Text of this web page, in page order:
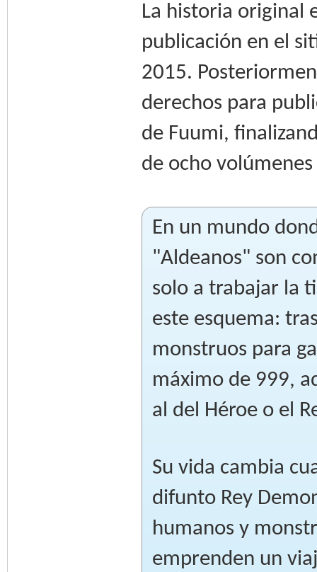
La historia original
publicación en el
2015.
derechos para
de Fuumi,
de ocho
En un mundo
"Aldeanos" son
solo a trabajar la
este esquema:
monstruos para
máximo de 999,
al del Héroe o el
Su vida cambia
difunto Rey
humanos y
emprenden un